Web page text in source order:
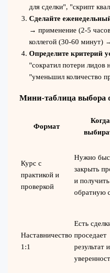
для сделки", "скрипт
Сделайте
→ применение (2-5
коллегой (30-60 минут)
Определите критерий
"сократил потери лидов
"уменьшил количество
Мини-таблица выбора
Формат
Когда
Курс с
практикой и
проверкой
Нужно
закрыть
и получить
обратную
Наставничество
1:1
Есть
проседает
результат